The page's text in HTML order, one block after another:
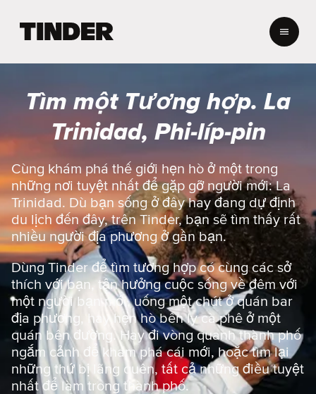
c
ủ
i
n
d
e
r
Tìm một Tương hợp. La
Trinidad, Phi-líp-pin
Cùng khám phá thế giới hẹn hò ở một trong
những nơi tuyệt nhất để gặp gỡ người mới: La
Trinidad. Dù bạn sống ở đây hay đang dự định
du lịch đến đây, trên Tinder, bạn sẽ tìm thấy rất
nhiều người địa phương ở gần bạn.
Dùng Tinder để tìm tương hợp có cùng các sở
thích với bạn, tận hưởng cuộc sống về đêm với
một người bạn mới, uống một chút ở quán bar
địa phương, hay hẹn hò bên ly cà phê ở một
quán bên đường. Hay đi vòng quanh thành phố
ngắm cảnh để khám phá cái mới, hoặc tìm lại
những thứ bị lãng quên, tất cả những điều tuyệt
nhất để làm trong thành phố.